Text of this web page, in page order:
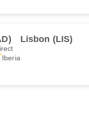
Lisbon (LIS)
Iberia